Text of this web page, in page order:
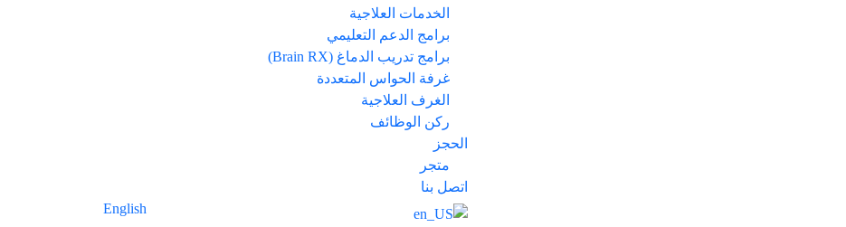
الخدمات العلاجية
برامج الدعم التعليمي
برامج تدريب الدماغ (Brain RX)
غرفة الحواس المتعددة
الغرف العلاجية
ركن الوظائف
الحجز
متجر
اتصل بنا
English